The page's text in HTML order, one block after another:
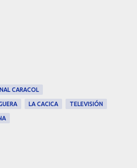
CARACOL
LA CACICA TELEVISIÓN